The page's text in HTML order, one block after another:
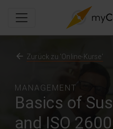
MANAGEMENT
Basics of
and ISO
Zurück zu 'Online-Kurse'